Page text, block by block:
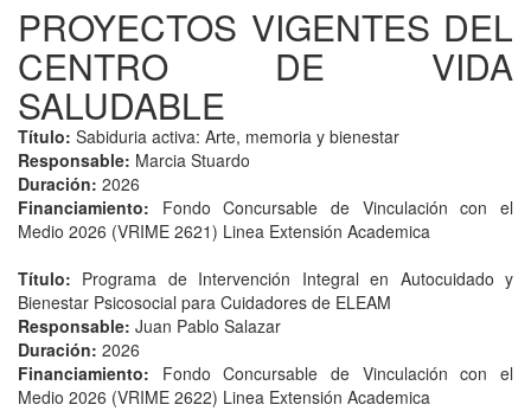
PROYECTOS VIGENTES DEL
CENTRO DE VIDA
SALUDABLE
Título: Sabiduria activa: Arte, memoria y bienestar
Responsable: Marcia Stuardo
Duración: 2026
Financiamiento: Fondo Concursable de Vinculación con el
Medio 2026 (VRIME 2621) Linea Extensión Academica
Título: Programa de Intervención Integral en Autocuidado y
Bienestar Psicosocial para Cuidadores de ELEAM
Responsable: Juan Pablo Salazar
Duración: 2026
Financiamiento: Fondo Concursable de Vinculación con el
Medio 2026 (VRIME 2622) Linea Extensión Academica